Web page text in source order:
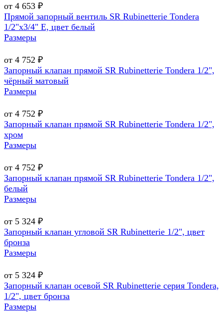
от 4 653 ₽
Прямой запорный вентиль SR Rubinetterie Tondera
1/2"х3/4" E, цвет белый
Размеры
от 4 752 ₽
Запорный клапан прямой SR Rubinetterie Tondera 1/2",
чёрный матовый
Размеры
от 4 752 ₽
Запорный клапан прямой SR Rubinetterie Tondera 1/2",
хром
Размеры
от 4 752 ₽
Запорный клапан прямой SR Rubinetterie Tondera 1/2",
белый
Размеры
от 5 324 ₽
Запорный клапан угловой SR Rubinetterie 1/2", цвет
бронза
Размеры
от 5 324 ₽
Запорный клапан осевой SR Rubinetterie серия Tondera,
1/2", цвет бронза
Размеры